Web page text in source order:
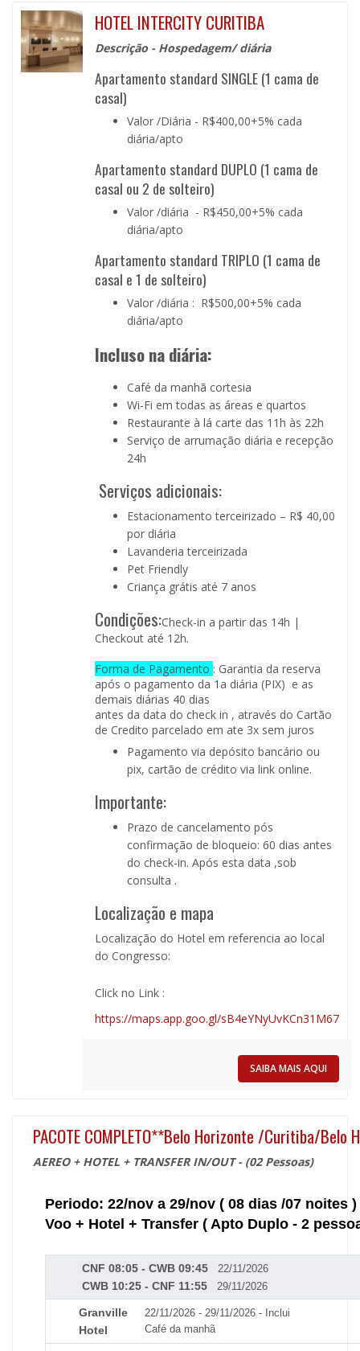
HOTEL INTERCITY CURITIBA
Descrição - Hospedagem/ diária
Apartamento standard SINGLE (1 cama de
casal)
Valor /Diária - R$400,00+5% cada
diária/apto
Apartamento standard DUPLO (1 cama de
casal ou 2 de solteiro)
Valor /diária - R$450,00+5% cada
diária/apto
Apartamento standard TRIPLO (1 cama de
casal e 1 de solteiro)
Valor /diária : R$500,00+5% cada
diária/apto
Incluso na diária:
Café da manhã cortesia
Wi-Fi em todas as áreas e quartos
Restaurante à lá carte das 11h às 22h
Serviço de arrumação diária e recepção
24h
Serviços adicionais:
Estacionamento terceirizado – R$ 40,00
por diária
Lavanderia terceirizada
Pet Friendly
Criança grátis até 7 anos
Condições:Check-in a partir das 14h |
Checkout até 12h.
Forma de Pagamento : Garantia da reserva
após o pagamento da 1a diária (PIX) e as
demais diárias 40 dias
antes da data do check in , através do Cartão
de Credito parcelado em ate 3x sem juros
Pagamento via depósito bancário ou
pix, cartão de crédito via link online.
Importante:
Prazo de cancelamento pós
confirmação de bloqueio: 60 dias antes
do check-in. Após esta data ,sob
consulta .
Localização e mapa
Localização do Hotel em referencia ao local
do Congresso:
Click no Link :
https://maps.app.goo.gl/sB4eYNyUvKCn31M67
SAIBA MAIS AQUI
PACOTE COMPLETO**Belo Horizonte /Curitiba/Belo
AEREO + HOTEL + TRANSFER IN/OUT - (02 Pessoas)
Periodo: 22/nov a 29/nov ( 08 dias /07 noites )
Voo + Hotel + Transfer ( Apto Duplo - 2
CNF 08:05 - CWB 09:45 22/11/2026
CWB 10:25 - CNF 11:55 29/11/2026
Granville
Hotel
22/11/2026 - 29/11/2026 - Inclui
Café da manhã